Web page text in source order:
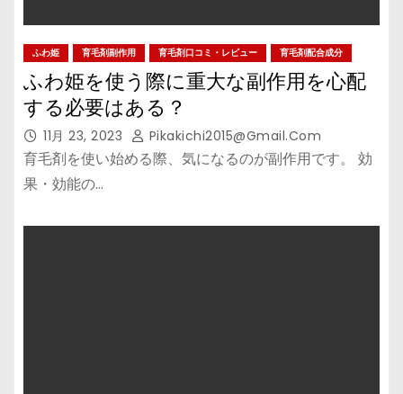
ふわ姫 育毛剤副作用 育毛剤口コミ・レビュー 育毛剤配合成分
ふわ姫を使う際に重大な副作用を心配
する必要はある？
11月 23, 2023 Pikakichi2015@gmail.com
育毛剤を使い始める際、気になるのが副作用です。 効
果・効能の…